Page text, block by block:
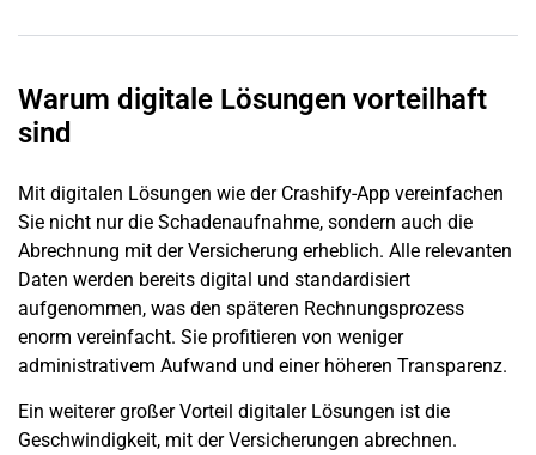
Warum digitale Lösungen vorteilhaft
sind
Mit digitalen Lösungen wie der Crashify-App vereinfachen
Sie nicht nur die Schadenaufnahme, sondern auch die
Abrechnung mit der Versicherung erheblich. Alle relevanten
Daten werden bereits digital und standardisiert
aufgenommen, was den späteren Rechnungsprozess
enorm vereinfacht. Sie profitieren von weniger
administrativem Aufwand und einer höheren Transparenz.
Ein weiterer großer Vorteil digitaler Lösungen ist die
Geschwindigkeit, mit der Versicherungen abrechnen.